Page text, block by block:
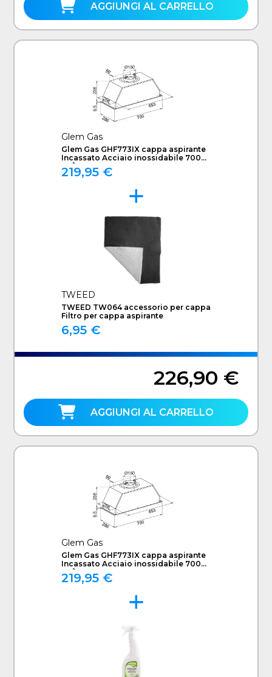
AGGIUNGI AL CARRELLO
Glem Gas
Glem Gas GHF773IX cappa aspirante
Incassato Acciaio inossidabile 700
m³/h C
219,95 €
TWEED
TWEED TW064 accessorio per cappa
Filtro per cappa aspirante
6,95 €
226,90 €
AGGIUNGI AL CARRELLO
Glem Gas
Glem Gas GHF773IX cappa aspirante
Incassato Acciaio inossidabile 700
m³/h C
219,95 €